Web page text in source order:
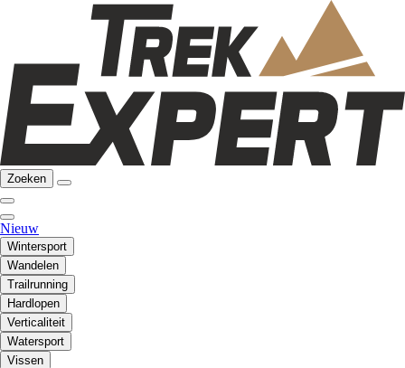
Zoeken
Nieuw
Wintersport
Wandelen
Trailrunning
Hardlopen
Verticaliteit
Watersport
Vissen